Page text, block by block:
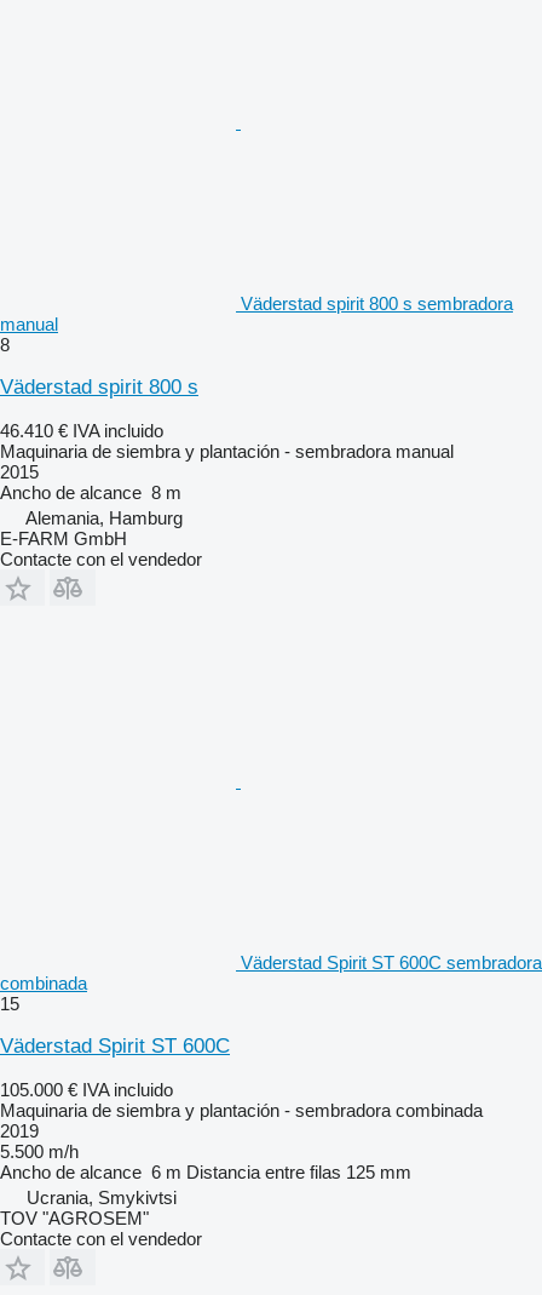
Väderstad spirit 800 s sembradora
manual
8
Väderstad spirit 800 s
46.410 € IVA incluido
Maquinaria de siembra y plantación - sembradora manual
2015
Ancho de alcance 8 m
Alemania, Hamburg
E-FARM GmbH
Contacte con el vendedor
Väderstad Spirit ST 600C sembradora
combinada
15
Väderstad Spirit ST 600C
105.000 € IVA incluido
Maquinaria de siembra y plantación - sembradora combinada
2019
5.500 m/h
Ancho de alcance 6 m Distancia entre filas 125 mm
Ucrania, Smykivtsi
TOV "AGROSEM"
Contacte con el vendedor